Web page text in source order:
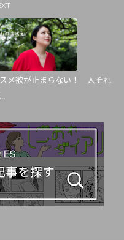
メ欲が止まらない！ 人それ